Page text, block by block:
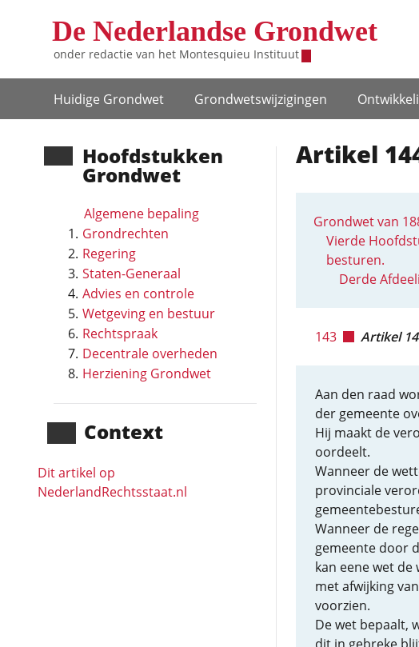
De Nederlandse Grondwet
onder redactie van het Montesquieu Instituut
Hoofdnavigatie
Huidige Grondwet Grondwets­wijzigingen
Hoofd­stukken
Grondwet
Algemene bepaling
Grondrechten
Regering
Staten-Generaal
Advies en controle
Wetgeving en bestuur
Rechtspraak
Decentrale overheden
Herziening Grondwet
Context
Dit artikel op
NederlandRechts­staat.nl
Artikel
Grondwet van
Vierde
besturen.
Derde
143 Artikel
Aan den raad
der gemeente
Hij maakt de
oordeelt.
Wanneer de
provinciale
Wanneer de
gemeente door
kan eene wet
met afwijking
voorzien.
De wet bepaalt,